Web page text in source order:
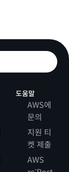
도움말
AWS에
문의
지원 티
켓 제출
AWS